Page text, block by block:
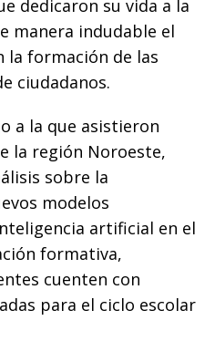
dedicaron su vida a la
manera indudable el
la formación de las
ciudadanos.
a la que asistieron
la región Noroeste,
sobre la
modelos
artificial en el
formativa,
cuenten con
para el ciclo escolar